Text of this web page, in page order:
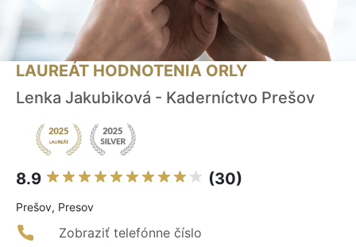
LAUREÁT HODNOTENIA ORLY
Lenka Jakubiková - Kaderníctvo Prešov
8.9 (30)
Prešov, Presov
Zobraziť telefónne číslo